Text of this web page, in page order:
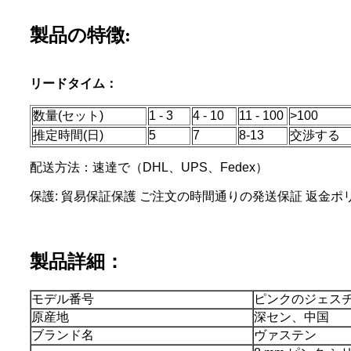
製品の特徴:
リードタイム：
数量(セット) 1 - 3 4 - 10 11 - 100 >100
推定時間(日)
5 7 8-13 交渉する
配送方法：速達で（DHL、UPS、Fedex）
保護: 貿易保証保護 ご注文の時間通りの発送保証 返金ポ
製品詳細：
モデル番号
ピンクのジェス
原産地
深セン、中国
ブランド名
ヴァステン